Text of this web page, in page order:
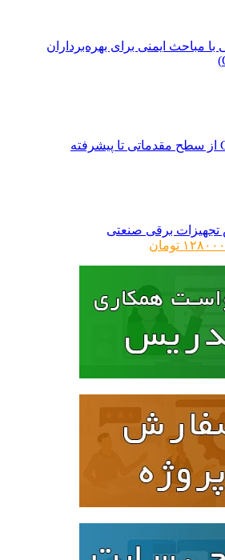
ایمنی برای بهره‌برداران
برقی صنعتی
تومانقیمت